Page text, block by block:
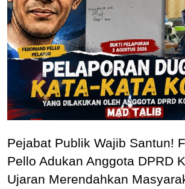
Pejabat Publik Wajib Santun!
Pello Adukan Anggota DPRD
Ujaran Merendahkan